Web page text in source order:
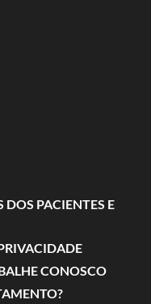
DOS PACIENTES E
CONOSCO